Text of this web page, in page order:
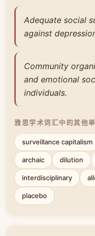
Adequate social
against
Community
and emotional
individuals.
雅思学术词汇中的其他
surveillance capitalism
archaic dilution
interdisciplinary
placebo